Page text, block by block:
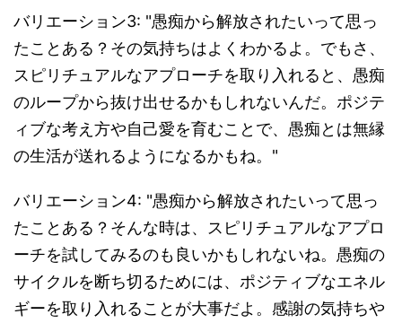
バリエーション3: "愚痴から解放されたいって思っ
たことある？その気持ちはよくわかるよ。でもさ、
スピリチュアルなアプローチを取り入れると、愚痴
のループから抜け出せるかもしれないんだ。ポジテ
ィブな考え方や自己愛を育むことで、愚痴とは無縁
の生活が送れるようになるかもね。"
バリエーション4: "愚痴から解放されたいって思っ
たことある？そんな時は、スピリチュアルなアプロ
ーチを試してみるのも良いかもしれないね。愚痴の
サイクルを断ち切るためには、ポジティブなエネル
ギーを取り入れることが大事だよ。感謝の気持ちや